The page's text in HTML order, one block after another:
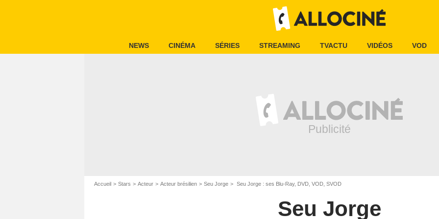
NEWS CINÉMA SÉRIES STREAMING TVACTU VIDÉOS VOD
Accueil Stars Acteur Acteur brésilien Seu Jorge Seu Jorge : ses Blu-Ray, DVD, VOD, SVOD
Seu Jorge